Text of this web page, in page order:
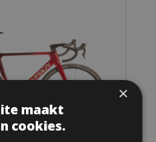
×
maakt
cookies.